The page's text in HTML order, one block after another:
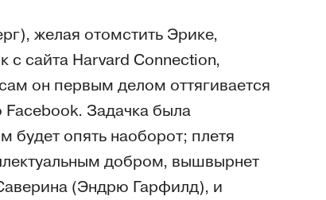
желая отомстить Эрике,
с сайта Harvard Connection,
он первым делом оттягивается
Задачка была
будет опять наоборот; плетя
добром, вышвырнет
(Эндрю Гарфилд), и